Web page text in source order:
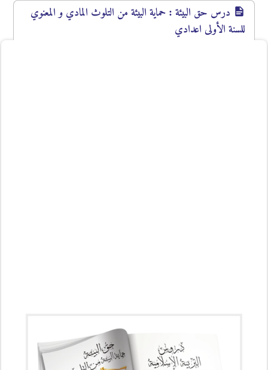
درس حق البيئة : حماية البيئة من التلوث المادي و المعنوي
للسنة الأولى اعدادي